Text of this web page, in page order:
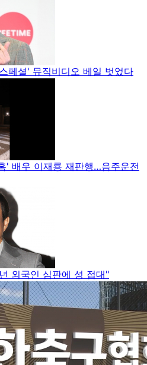
페셜' 뮤직비디오 베일 벗었다
' 배우 이재룡 재판행…음주운전
외국인 심판에 성 접대"